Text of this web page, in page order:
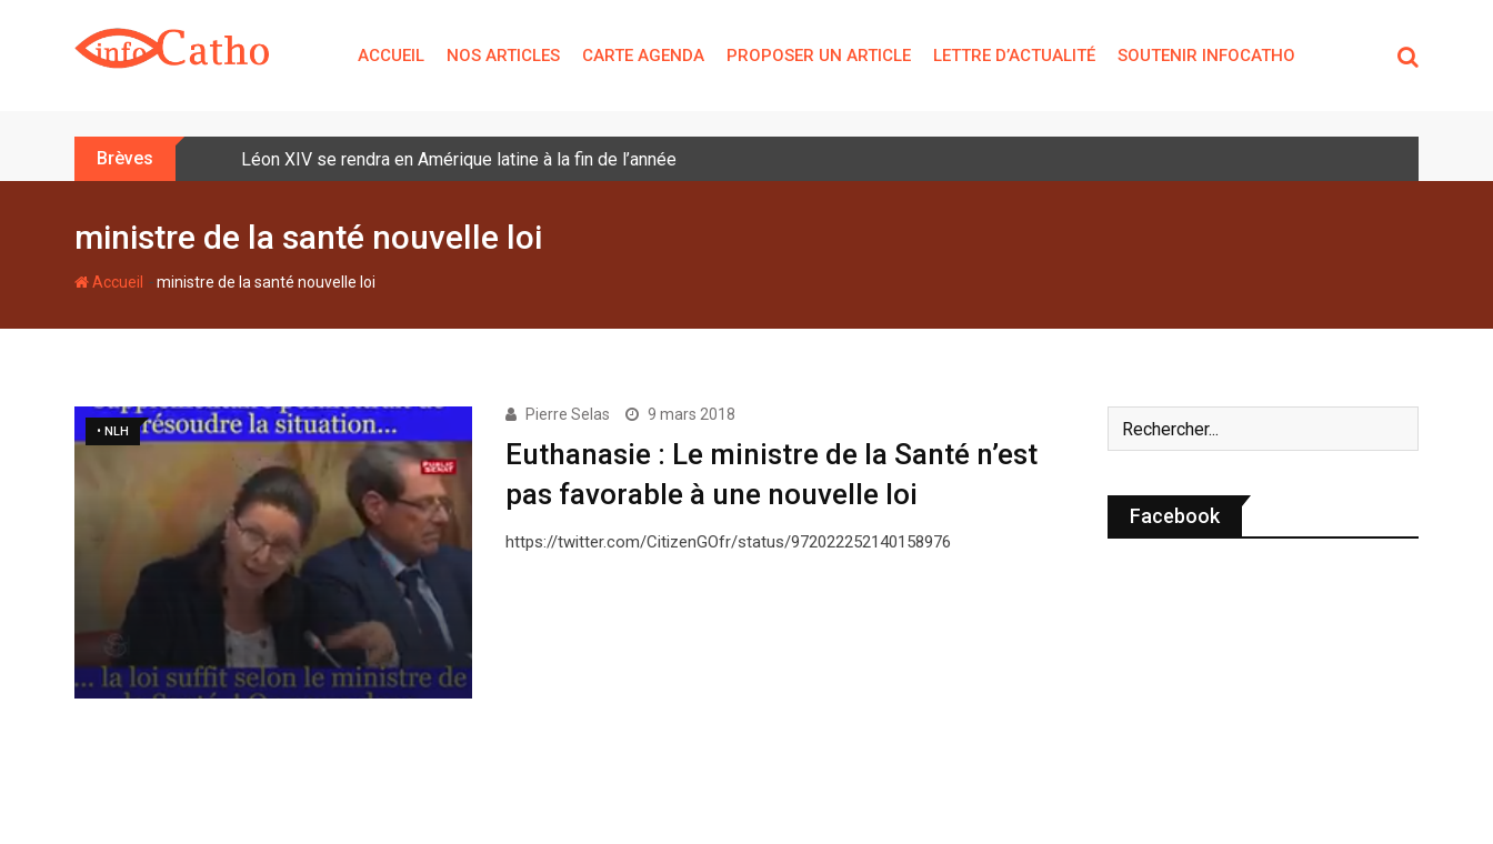
t
ACCUEIL NOS ARTICLES CARTE AGENDA PROPOSER UN ARTICLE LETTRE D’ACTUALITÉ SOUTENIR INFOCATHO
Brèves Léon XIV se rendra en Amérique latine à la fin de l’année
ministre de la santé nouvelle loi
Accueil -ministre de la santé nouvelle loi
• NLH
Pierre Selas 9 mars 2018
Euthanasie : Le ministre de la Santé n’est
pas favorable à une nouvelle loi
https://twitter.com/CitizenGOfr/status/972022252140158976
Facebook